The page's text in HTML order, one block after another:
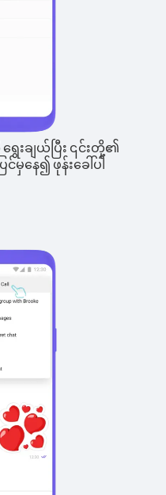
ချယ်ပြီး ၎င်းတို့၏
နေ၍ ဖုန်းခေါ်ပါ